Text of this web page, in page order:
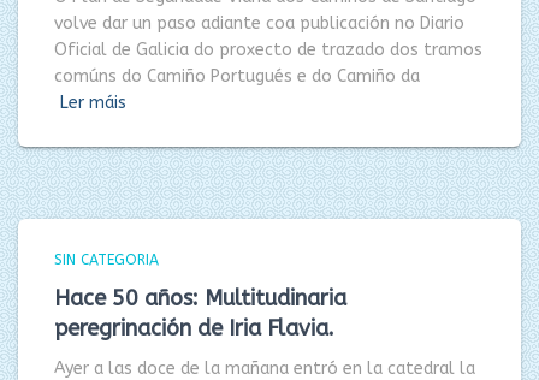
volve dar un paso adiante coa publicación no Diario
Oficial de Galicia do proxecto de trazado dos tramos
comúns do Camiño Portugués e do Camiño da
Ler máis
SIN CATEGORIA
Hace 50 años: Multitudinaria
peregrinación de Iria Flavia.
Ayer a las doce de la mañana entró en la catedral la